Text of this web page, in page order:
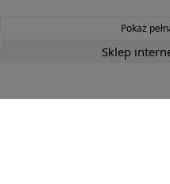
Pokaż
Sklep